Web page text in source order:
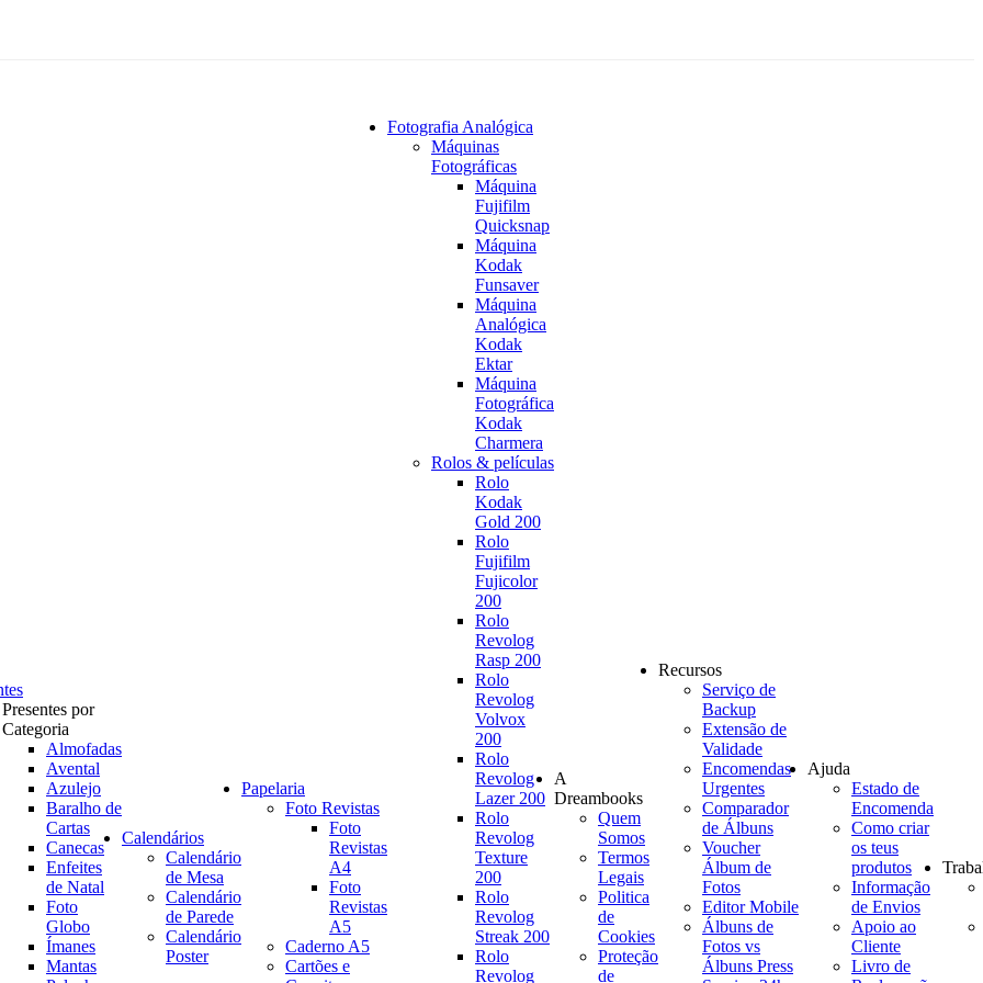
Presentes por
Categoria
Almofadas
Avental
Azulejo
Baralho de
Cartas
Canecas
Enfeites
de Natal
Foto
Globo
Ímanes
Mantas
Calendários
Calendário
de Mesa
Calendário
de Parede
Calendário
Poster
Papelaria
Foto Revistas
Foto
Revistas
A4
Foto
Revistas
A5
Caderno A5
Cartões e
Fotografia Analógica
Máquinas
Fotográficas
Máquina
Fujifilm
Quicksnap
Máquina
Kodak
Funsaver
Máquina
Analógica
Kodak
Ektar
Máquina
Fotográfica
Kodak
Charmera
Rolos & películas
Rolo
Kodak
Gold 200
Rolo
Fujifilm
Fujicolor
200
Rolo
Revolog
Rasp 200
Rolo
Revolog
Volvox
200
Rolo
Revolog
Lazer 200
Rolo
Revolog
Texture
200
Rolo
Revolog
Streak 200
Rolo
Revolog
A
Dreambooks
Quem
Somos
Termos
Legais
Politica
de
Cookies
Proteção
de
Recursos
Serviço de
Backup
Extensão de
Validade
Encomendas
Urgentes
Comparador
de Álbuns
Voucher
Álbum de
Fotos
Editor Mobile
Álbuns de
Fotos vs
Álbuns Press
Ajuda
Estado de
Encomenda
Como criar
os teus
produtos
Informação
de Envios
Apoio ao
Cliente
Livro de